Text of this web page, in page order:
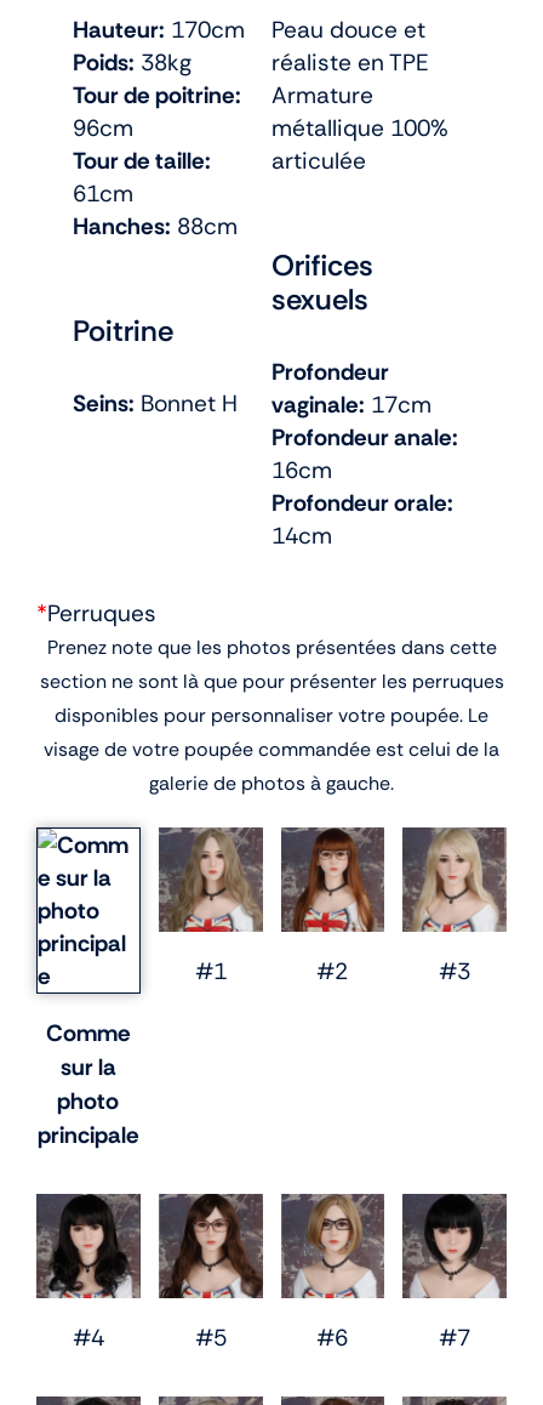
Hauteur: 170cm
Poids: 38kg
Tour de poitrine:
96cm
Tour de taille:
61cm
Hanches: 88cm
Poitrine
Seins: Bonnet H
Peau douce et
réaliste en TPE
Armature
métallique 100%
articulée
Orifices
sexuels
Profondeur
vaginale: 17cm
Profondeur anale:
16cm
Profondeur orale:
14cm
*Perruques
Prenez note que les photos présentées dans cette
section ne sont là que pour présenter les perruques
disponibles pour personnaliser votre poupée. Le
visage de votre poupée commandée est celui de la
galerie de photos à gauche.
Comme
sur la
photo
principale
#1 #2 #3
#4 #5 #6 #7